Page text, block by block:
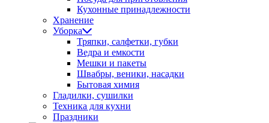
Кухонные принадлежности
Хранение
Уборка
Тряпки, салфетки, губки
Ведра и емкости
Мешки и пакеты
Швабры, веники, насадки
Бытовая химия
Гладилки, сушилки
Техника для кухни
Праздники